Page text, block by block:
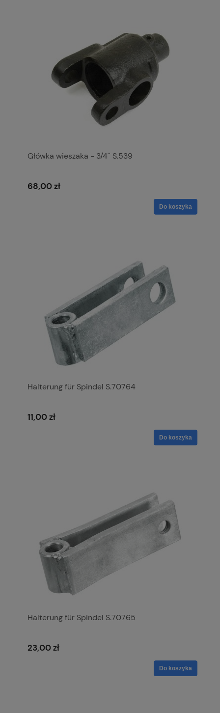
Główka wieszaka - 3/4'' S.539
68,00 zł
Do koszyka
Halterung für Spindel S.70764
11,00 zł
Do koszyka
Halterung für Spindel S.70765
23,00 zł
Do koszyka